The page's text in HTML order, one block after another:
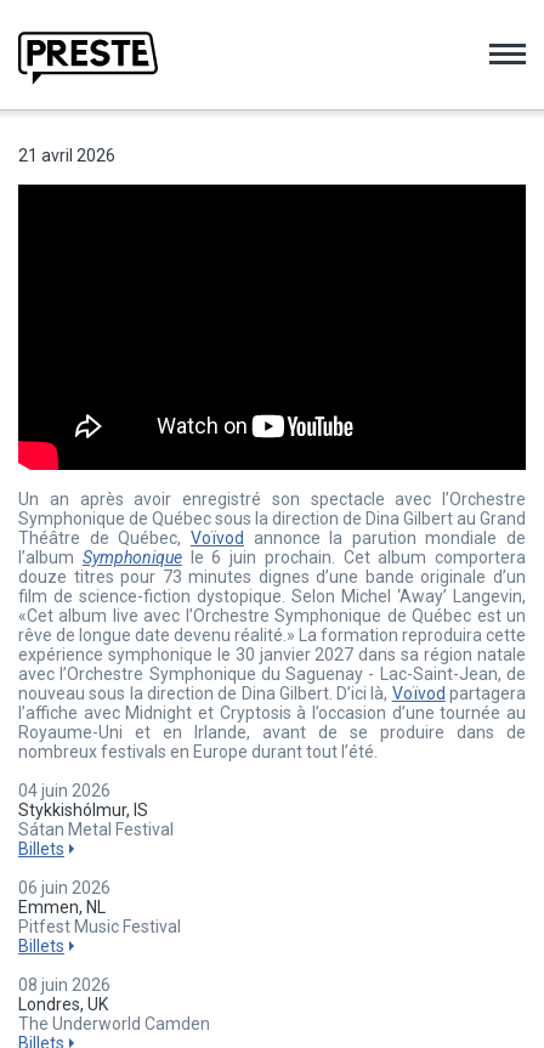
21 avril 2026
Un an après avoir enregistré son spectacle avec l’Orchestre
Symphonique de Québec sous la direction de Dina Gilbert au Grand
Théâtre de Québec, Voïvod
annonce la parution mondiale de
l’album Symphoniquele 6 juin prochain. Cet album comportera
douze titres pour 73 minutes dignes d’une bande originale d’un
film de science-fiction dystopique. Selon Michel ‘Away’ Langevin,
«Cet album live avec l’Orchestre Symphonique de Québec est un
rêve de longue date devenu réalité.» La formation reproduira cette
expérience symphonique le 30 janvier 2027 dans sa région natale
avec l’Orchestre Symphonique du Saguenay - Lac-Saint-Jean, de
nouveau sous la direction de Dina Gilbert. D’ici là, Voïvod partagera
l’affiche avec Midnight et Cryptosis à l’occasion d’une tournée au
Royaume-Uni et en Irlande, avant de se produire dans de
nombreux festivals en Europe durant tout l’été.
04 juin 2026
Stykkishólmur, IS
Sátan Metal Festival
Billets
06 juin 2026
Emmen, NL
Pitfest Music Festival
Billets
08 juin 2026
Londres, UK
The Underworld Camden
Billets